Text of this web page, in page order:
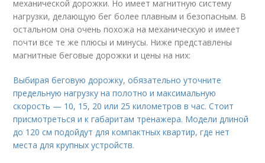
механической дорожки. Но имеет магнитную систему
нагрузки, делающую бег более плавным и безопасным. В
остальном она очень похожа на механическую и имеет
почти все те же плюсы и минусы. Ниже представлены
магнитные беговые дорожки и цены на них:
Выбирая беговую дорожку, обязательно уточните
предельную нагрузку на полотно и максимальную
скорость — 10, 15, 20 или 25 километров в час. Стоит
присмотреться и к габаритам тренажера. Модели длиной
до 120 см подойдут для компактных квартир, где нет
места для крупных устройств.